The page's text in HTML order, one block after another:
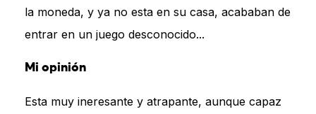
la moneda, y ya no esta en su casa, acababan de
entrar en un juego desconocido...
Mi opinión
Esta muy ineresante y atrapante, aunque capaz